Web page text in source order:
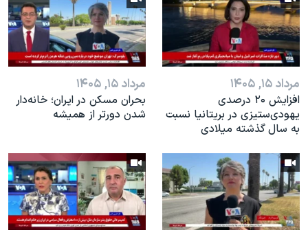
مرداد ۱۵, ۱۴۰۵
افزایش ۲۰ درصدی
یهودی‌ستیزی در بریتانیا نسبت
به سال گذشته میلادی
مرداد ۱۵, ۱۴۰۵
بحران مسکن در ایران؛ خانه‌دار
شدن دورتر از همیشه